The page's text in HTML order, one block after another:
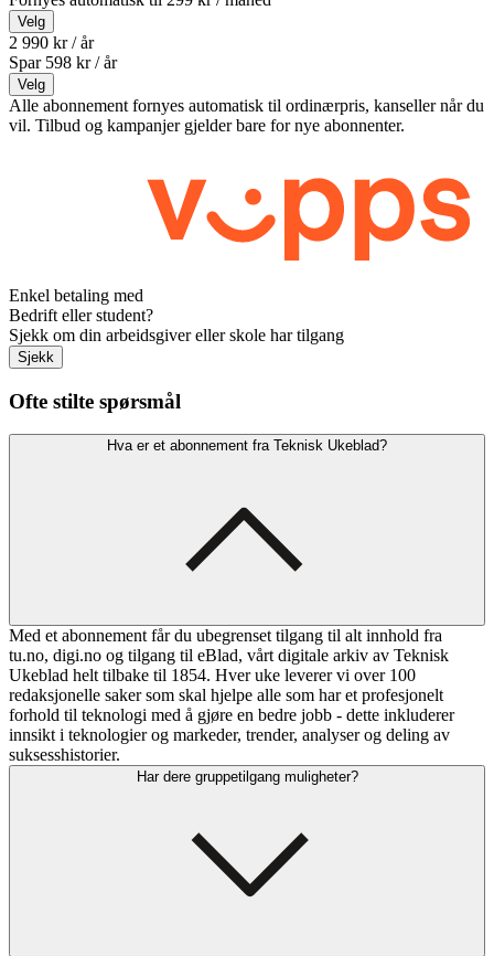
Velg
2 990 kr / år
Spar 598 kr /år
Velg
Alle abonnement fornyes automatisk til ordinærpris, kanseller når du
vil. Tilbud og kampanjer gjelder bare for nye abonnenter.
Enkel betaling med
Bedrift eller student?
Sjekk om din arbeidsgiver eller skole har tilgang
Sjekk
Ofte stilte spørsmål
Hva er et abonnement fra Teknisk Ukeblad?
Med et abonnement får du ubegrenset tilgang til alt innhold fra
tu.no, digi.no og tilgang til eBlad, vårt digitale arkiv av Teknisk
Ukeblad helt tilbake til 1854. Hver uke leverer vi over 100
redaksjonelle saker som skal hjelpe alle som har et profesjonelt
forhold til teknologi med å gjøre en bedre jobb - dette inkluderer
innsikt i teknologier og markeder, trender, analyser og deling av
suksesshistorier.
Har dere gruppetilgang muligheter?